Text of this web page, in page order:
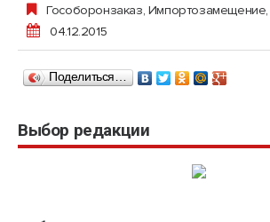
Гособоронзаказ, Импортозамещение,
04.12.2015
Поделиться…
Выбор редакции